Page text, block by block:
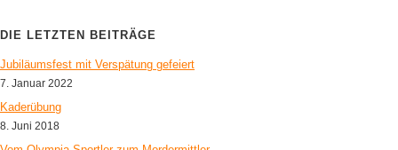
DIE LETZTEN BEITRÄGE
Jubiläumsfest mit Verspätung gefeiert
7. Januar 2022
Kaderübung
8. Juni 2018